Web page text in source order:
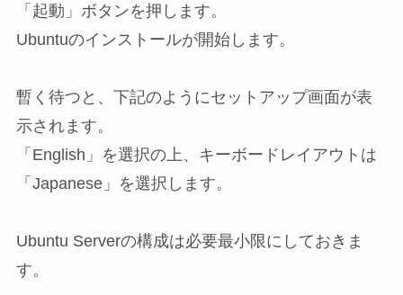
「起動」ボタンを押します。
Ubuntuのインストールが開始します。
暫く待つと、下記のようにセットアップ画面が表
示されます。
「English」を選択の上、キーボードレイアウトは
「Japanese」を選択します。
Ubuntu Serverの構成は必要最小限にしておきま
す。